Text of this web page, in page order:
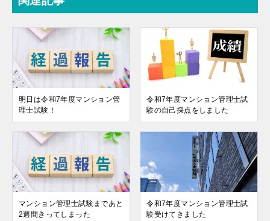
明日は令和7年度マンション管
理士試験！
令和7年度マンション管理士試
験の自己採点をしました
マンション管理士試験まであと
2週間きってしまった
令和7年度マンション管理士試
験受けてきました